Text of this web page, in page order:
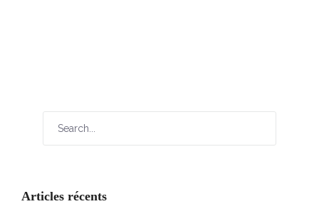
Articles récents